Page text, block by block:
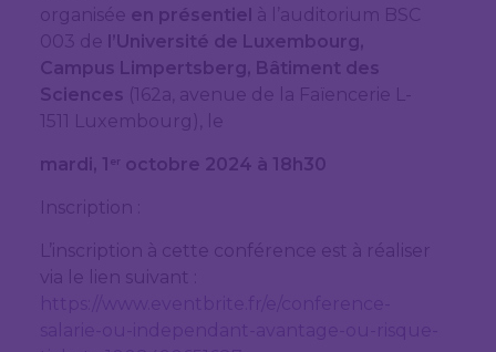
organisée en présentiel à l’auditorium BSC
003 de l’Université de Luxembourg,
Campus Limpertsberg, Bâtiment des
Sciences (162a, avenue de la Faïencerie L-
1511 Luxembourg), le
mardi, 1 er octobre 2024 à 18h30
Inscription :
L’inscription à cette conférence est à réaliser
via le lien suivant :